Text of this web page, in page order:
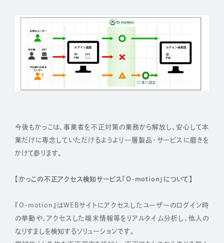
今後もかっこは、事業者を不正対策の業務から解放し、安心して本
業だけに専念していただけるようより一層製品・サービスに磨きを
かけて参ります。
【かっこの不正アクセス検知サービス「O-motion」について】
『O-motion』はWEBサイトにアクセスしたユーザーのログイン時
の挙動や、アクセスした端末情報等をリアルタイム分析し、他人の
なりすましを検知するソリューションです。